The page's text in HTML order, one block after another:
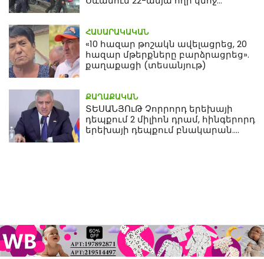
ՀԱՍԱՐԱԿԱԿԱՆ
«10 հազար թոշակն ավելացրեց, 20
հազար մթերքները բարձրացրեց».
քաղաքացի (տեսանյութ)
ՔԱՂԱՔԱԿԱՆ
ՏԵՍԱՆՅՈւԹ Չորրորդ երեխայի
դեպքում 2 միլիոն դրամ, հինգերորդ
երեխայի դեպքում բնակարան.